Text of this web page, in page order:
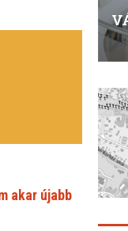
akar újabb